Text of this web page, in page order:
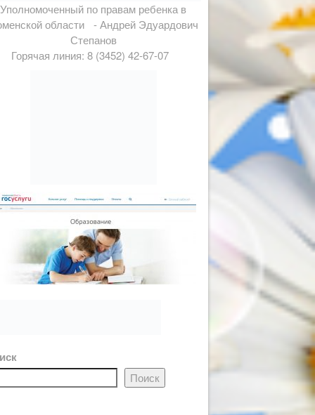
Уполномоченный по правам ребенка в
области - Андрей Эдуардович
Степанов
Горячая линия: 8 (3452) 42-67-07
Поиск